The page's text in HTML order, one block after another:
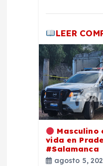
LEER
Masculino
vida en
#Salamanca
agosto 5,